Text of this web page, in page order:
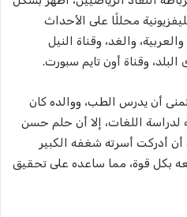
محللًا على الأحداث
الرياضية منها قناة beinSPORT والعربية، والغد، وقناة النيل
البلد، وقناة أون تايم سبورت.
أن يدرس الطب، ووالده كان
لدراسة اللغات، إلا أن حلم حسن
أن أدركت أسرته شغفه الكبير
بكل قوة، مما ساعده على تحقيق